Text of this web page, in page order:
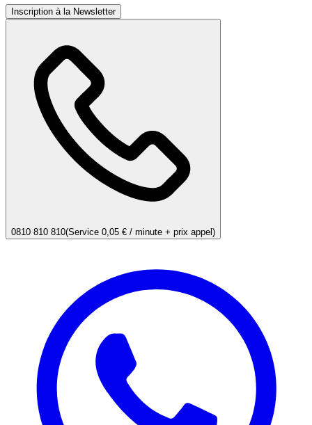
Inscription à la Newsletter
0810 810 810(Service 0,05 € / minute + prix appel)